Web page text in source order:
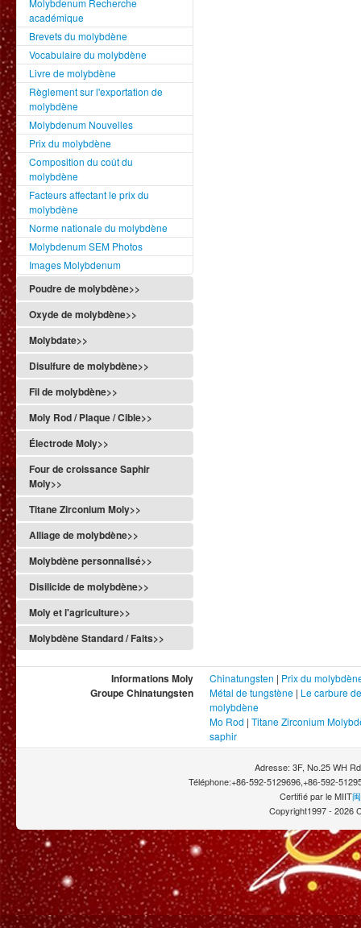
Molybdenum Recherche
académique
Brevets du molybdène
Vocabulaire du molybdène
Livre de molybdène
Règlement sur l'exportation de
molybdène
Molybdenum Nouvelles
Prix du molybdène
Composition du coût du
molybdène
Facteurs affectant le prix du
molybdène
Norme nationale du molybdène
Molybdenum SEM Photos
Images Molybdenum
Poudre de molybdène>>
Oxyde de molybdène>>
Molybdate>>
Disulfure de molybdène>>
Fil de molybdène>>
Moly Rod / Plaque / Cible>>
Électrode Moly>>
Four de croissance Saphir
Moly>>
Titane Zirconium Moly>>
Alliage de molybdène>>
Molybdène personnalisé>>
Disilicide de molybdène>>
Moly et l'agriculture>>
Molybdène Standard / Faits>>
Informations Moly Chinatungsten | Prix du
Groupe Chinatungsten Métal de tungstène | Le carbure
molybdène
Mo Rod | Titane Zirconium
saphir
Adresse: 3F, No.25 WH
Téléphone:+86-592-5129696,+86-592-
Certifié par le MIIT
Copyright1997 - 2026